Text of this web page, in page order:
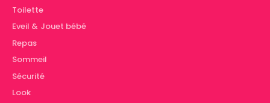
Toilette
Eveil & Jouet bébé
Repas
Sommeil
Sécurité
Look